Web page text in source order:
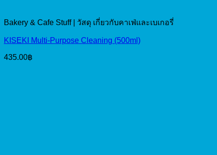
Bakery & Cafe Stuff | วัสดุ เกี่ยวกับคาเฟ่และเบเกอรี่
KISEKI Multi-Purpose Cleaning (500ml)
435.00฿